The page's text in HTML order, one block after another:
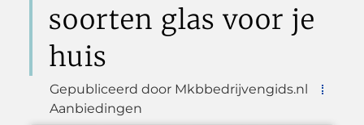
soorten glas voor je
huis
Gepubliceerd door Mkbbedrijvengids.nl
Aanbiedingen